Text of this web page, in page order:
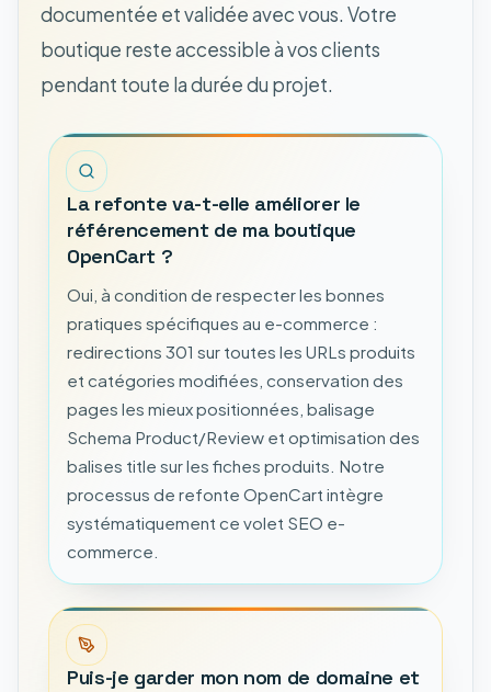
documentée et validée avec vous. Votre
boutique reste accessible à vos clients
pendant toute la durée du projet.
La refonte va-t-elle améliorer le
référencement de ma boutique
OpenCart ?
Oui, à condition de respecter les bonnes
pratiques spécifiques au e-commerce :
redirections 301 sur toutes les URLs produits
et catégories modifiées, conservation des
pages les mieux positionnées, balisage
Schema Product/Review et optimisation des
balises title sur les fiches produits. Notre
processus de refonte OpenCart intègre
systématiquement ce volet SEO e-
commerce.
Puis-je garder mon nom de domaine et